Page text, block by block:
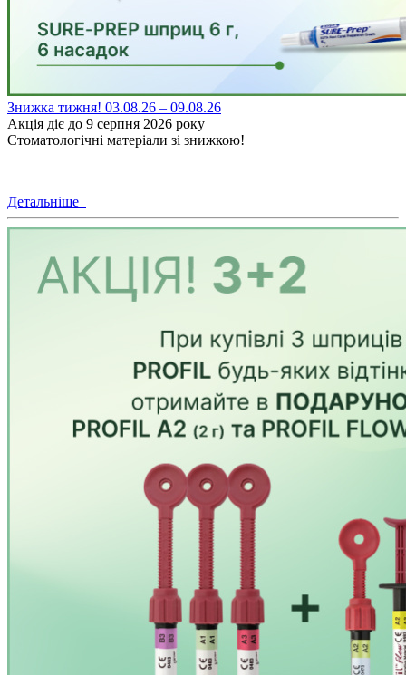
Знижка тижня! 03.08.26 – 09.08.26
Акція діє до 9 серпня 2026 року
Стоматологічні матеріали зі знижкою!
Детальніше